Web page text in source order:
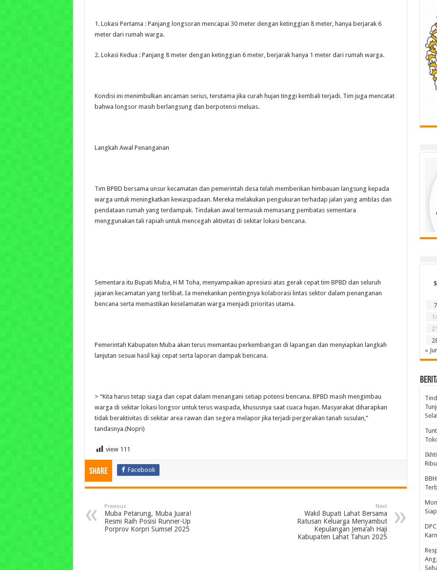
1. Lokasi Pertama : Panjang longsoran mencapai 30 meter dengan ketinggian 8 meter, hanya berjarak 6
meter dari rumah warga.
2. Lokasi Kedua : Panjang 8 meter dengan ketinggian 6 meter, berjarak hanya 1 meter dari rumah warga.
Kondisi ini menimbulkan ancaman serius, terutama jika curah hujan tinggi kembali terjadi. Tim juga mencatat
bahwa longsor masih berlangsung dan berpotensi meluas.
Langkah Awal Penanganan
Tim BPBD bersama unsur kecamatan dan pemerintah desa telah memberikan himbauan langsung kepada
warga untuk meningkatkan kewaspadaan. Mereka melakukan pengukuran terhadap jalan yang amblas dan
pendataan rumah yang terdampak. Tindakan awal termasuk memasang pembatas sementara
menggunakan tali rapiah untuk mencegah aktivitas di sekitar lokasi bencana.
Sementara itu Bupati Muba, H M Toha, menyampaikan apresiasi atas gerak cepat tim BPBD dan seluruh
jajaran kecamatan yang terlibat. Ia menekankan pentingnya kolaborasi lintas sektor dalam penanganan
bencana serta memastikan keselamatan warga menjadi prioritas utama.
Pemerintah Kabupaten Muba akan terus memantau perkembangan di lapangan dan menyiapkan langkah
lanjutan sesuai hasil kaji cepat serta laporan dampak bencana.
> “Kita harus tetap siaga dan cepat dalam menangani setiap potensi bencana. BPBD masih mengimbau
warga di sekitar lokasi longsor untuk terus waspada, khususnya saat cuaca hujan. Masyarakat diharapkan
tidak beraktivitas di sekitar area rawan dan segera melapor jika terjadi pergerakan tanah susulan,”
tandasnya.(Nopri)
view 111
Share Facebook
Previous
Muba Petarung, Muba Juara!
Resmi Raih Posisi Runner-Up
Porprov Korpri Sumsel 2025
Next
Wakil Bupati Lahat Bersama
Ratusan Keluarga Menyambut
Kepulangan Jema’ah Haji
Kabupaten Lahat Tahun 2025
S
7
21
«